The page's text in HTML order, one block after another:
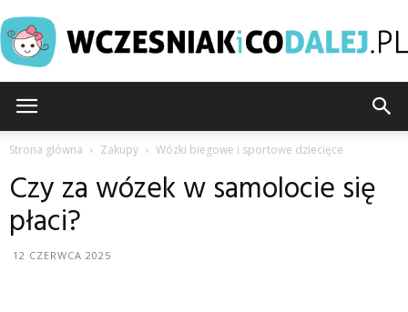
Strona główna Zakupy Wózki biegowe i sportowe dziecięce
Czy za wózek w samolocie się
płaci?
12 CZERWCA 2025